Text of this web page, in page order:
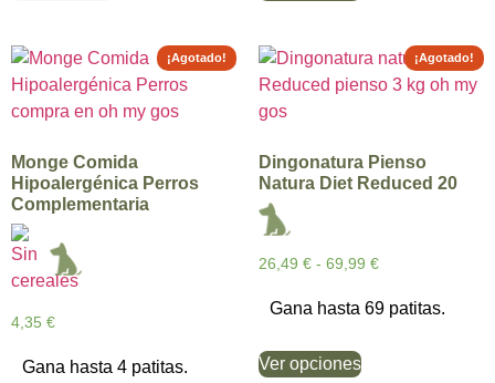
Monge Comida
Hipoalergénica Perros
Complementaria
4,35 €
Gana hasta 4 patitas.
¡Agotado!
Dingonatura Pienso
Natura Diet Reduced 20
26,49 € - 69,99 €
Gana hasta 69 patitas.
Ver opciones
¡Agotado!